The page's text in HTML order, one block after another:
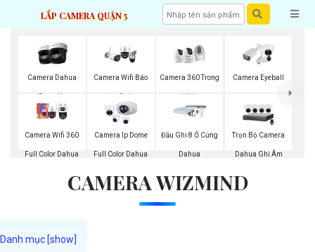
LẮP CAMERA QUẬN 5
Camera Dahua
Zoom Xa
Camera Wifi Báo
Động Dahua
Camera 360 Trong
Nhà
Camera Eyeball
Camera Wifi 360
Full Color Dahua
Camera Ip Dome
Full Color Dahua
Đầu Ghi 8 Ổ Cứng
Dahua
Trọn Bộ Camera
Dahua Ghi Âm
CAMERA WIZMIND